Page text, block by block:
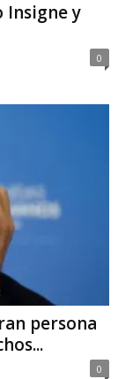
Insigne y
0
persona
0